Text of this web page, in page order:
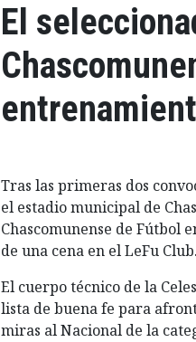
El
Tras las primeras dos
el estadio municipal de
Chascomunense de Fútbol
de una cena en el LeFu Club.
El cuerpo técnico de la
lista de buena fe para
miras al Nacional de la